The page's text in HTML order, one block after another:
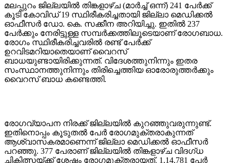
മലപ്പുറം ജില്ലയില്‍ തിങ്കളാഴ്ച (മാര്‍ച്ച് ഒന്ന്) 241 പേര്‍ക്ക്
കൂടി കോവിഡ് 19 സ്ഥിരീകരിച്ചതായി ജില്ലാ മെഡിക്കല്‍
ഓഫീസര്‍ ഡോ. കെ. സക്കീന അറിയിച്ചു. ഇതില്‍ 237
പേര്‍ക്കും നേരിട്ടുള്ള സമ്പര്‍ക്കത്തിലൂടെയാണ് രോഗബാധ.
രോഗം സ്ഥിരീകരിച്ചവരില്‍ രണ്ട് പേര്‍ക്ക്
ഉറവിടമറിയാതെയാണ് വൈറസ്
ബാധയുണ്ടായിരിക്കുന്നത്. വിദേശത്തുനിന്നും ഇതര
സംസ്ഥാനത്തുനിന്നും തിരിച്ചെത്തിയ ഓരോരുത്തര്‍ക്കും
വൈറസ് ബാധ കണ്ടെത്തി.
രോഗവ്യാപന നിരക്ക് ജില്ലയില്‍ കുറഞ്ഞുവരുന്നുണ്ട്.
ഇതിനൊപ്പം കൂടുതല്‍ പേര്‍ രോഗമുക്തരാകുന്നത്
ആശ്വാസകരമാണെന്ന് ജില്ലാ മെഡിക്കല്‍ ഓഫീസര്‍
പറഞ്ഞു. 377 പേരാണ് ജില്ലയില്‍ തിങ്കളാഴ്ച വിദഗ്ധ
ചികിത്സയ്ക്ക് ശേഷം രോഗമുക്തരായത്. 1,14,781 പേര്‍